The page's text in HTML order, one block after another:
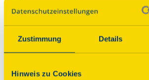
Zustimmung Details
Hinweis zu Cookies
Parkplatz Anbindung ÖPNV
Programm